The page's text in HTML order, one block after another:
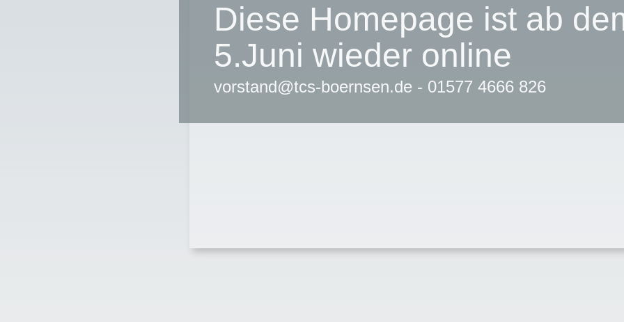
Diese Homepage ist ab
5.Juni wieder online
vorstand@tcs-boernsen.de - 01577 4666 826